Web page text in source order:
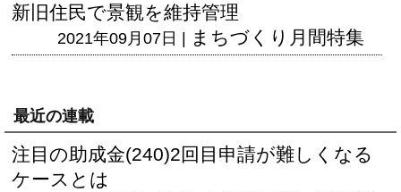
新旧住民で景観を維持管理
2021年09月07日 | まちづくり月間特集
最近の連載
注目の助成金(240)2回目申請が難しくなる
ケースとは